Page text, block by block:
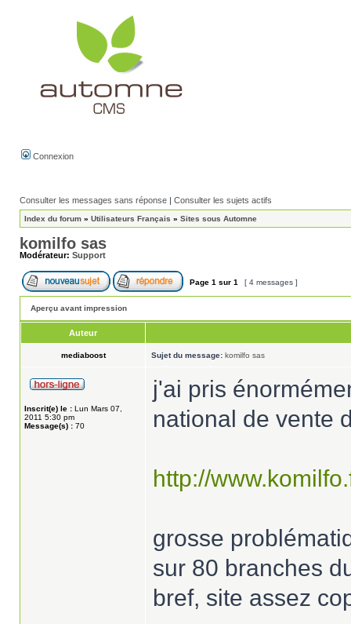
Connexion
Consulter les messages sans réponse | Consulter les sujets actifs
Index du forum » Utilisateurs Français » Sites sous Automne
komilfo sas
Modérateur: Support
Page 1 sur 1 [ 4 messages ]
Aperçu avant impression
Auteur
mediaboost Sujet du message: komilfo sas
Inscrit(e) le : Lun Mars 07,
2011 5:30 pm
Message(s) : 70
j'ai pris
national de vente
http://
grosse
sur 80 branches
bref, site assez